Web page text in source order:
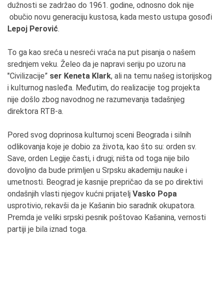
dužnosti se zadržao do 1961. godine, odnosno dok nije
obučio novu generaciju kustosa, kada mesto ustupa gosođi
Lepoj Perović.
To ga kao sreća u nesreći vraća na put pisanja o našem
srednjem veku. Želeo da je napravi seriju po uzoru na
"Civilizacije” ser Keneta Klark, ali na temu našeg istorijskog
i kulturnog nasleđa. Međutim, do realizacije tog projekta
nije došlo zbog navodnog ne razumevanja tadašnjeg
direktora RTB-a.
Pored svog doprinosa kulturnoj sceni Beograda i silnih
odlikovanja koje je dobio za života, kao što su: orden sv.
Save, orden Legije časti, i drugi; ništa od toga nije bilo
dovoljno da bude primljen u Srpsku akademiju nauke i
umetnosti. Beograd je kasnije prepričao da se po direktivi
ondašnjih vlasti njegov kućni prijatelj Vasko Popa
usprotivio, rekavši da je Kašanin bio saradnik okupatora.
Premda je veliki srpski pesnik poštovao Kašanina, vernosti
partiji je bila iznad toga.